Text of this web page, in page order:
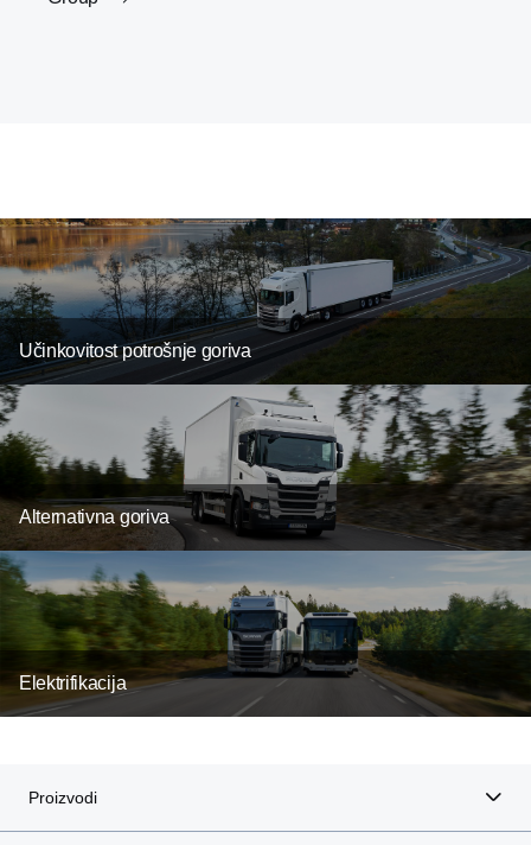
Učinkovitost potrošnje goriva
Alternativna goriva
Elektrifikacija
Proizvodi